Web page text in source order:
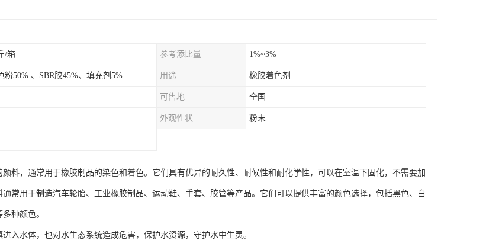
/箱 参考添比量 1%~3%
粉50% 、SBR胶45%、填充剂5% 用途 橡胶着色剂
可售地 全国
外观性状 粉末
料，通常用于橡胶制品的染色和着色。它们具有优异的耐久性、耐候性和耐化学性，可以在室温下固化，不需要加
常用于制造汽车轮胎、工业橡胶制品、运动鞋、手套、胶管等产品。它们可以提供丰富的颜色选择，包括黑色、白
种颜色。
入水体，也对水生态系统造成危害，保护水资源，守护水中生灵。